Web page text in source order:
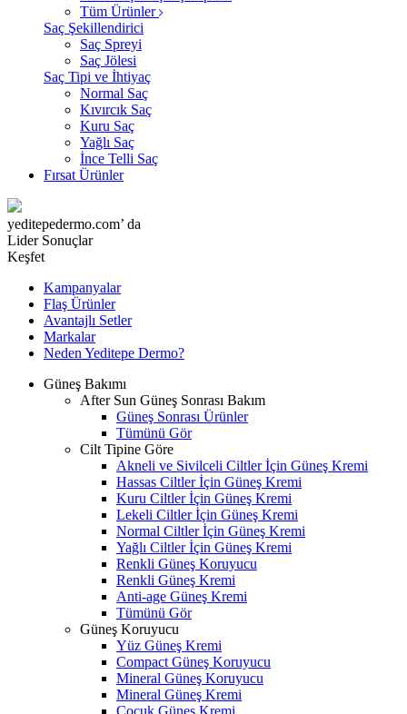
Tüm Ürünler
Saç Şekillendirici
Saç Spreyi
Saç Jölesi
Saç Tipi ve İhtiyaç
Normal Saç
Kıvırcık Saç
Kuru Saç
Yağlı Saç
İnce Telli Saç
Fırsat Ürünler
yeditepedermo.com’ da
Lider Sonuçlar
Keşfet
Kampanyalar
Flaş Ürünler
Avantajlı Setler
Markalar
Neden Yeditepe Dermo?
Güneş Bakımı
After Sun Güneş Sonrası Bakım
Güneş Sonrası Ürünler
Tümünü Gör
Cilt Tipine Göre
Akneli ve Sivilceli Ciltler İçin Güneş Kremi
Hassas Ciltler İçin Güneş Kremi
Kuru Ciltler İçin Güneş Kremi
Lekeli Ciltler İçin Güneş Kremi
Normal Ciltler İçin Güneş Kremi
Yağlı Ciltler İçin Güneş Kremi
Renkli Güneş Koruyucu
Renkli Güneş Kremi
Anti-age Güneş Kremi
Tümünü Gör
Güneş Koruyucu
Yüz Güneş Kremi
Compact Güneş Koruyucu
Mineral Güneş Koruyucu
Mineral Güneş Kremi
Çocuk Güneş Kremi